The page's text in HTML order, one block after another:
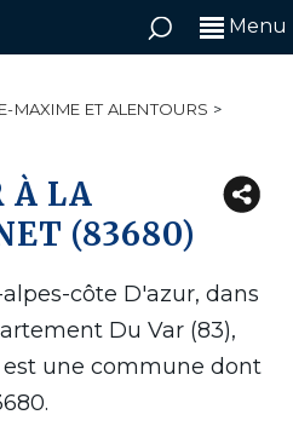
Menu
MAXIME ET ALENTOURS >
À LA
(83680)
côte D'azur, dans
Du Var (83),
est une commune dont